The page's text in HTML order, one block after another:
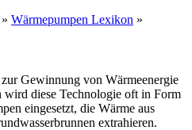
» Wärmepumpen Lexikon »
Gewinnung von Wärmeenergie
wird diese Technologie oft in Form
eingesetzt, die Wärme aus
extrahieren.